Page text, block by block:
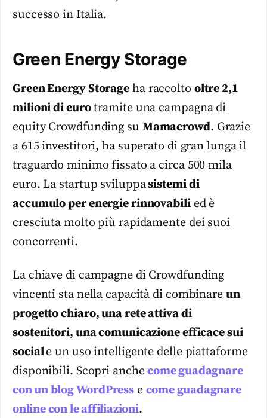
successo in Italia.
Green Energy Storage
Green Energy Storage ha raccolto oltre 2,1
milioni di eurotramite una campagna di
equity Crowdfunding su Mamacrowd. Grazie
a 615 investitori, ha superato di gran lunga il
traguardo minimo fissato a circa 500 mila
euro. La startup sviluppasistemi di
accumulo per energie rinnovabilied è
cresciuta molto più rapidamente dei suoi
concorrenti.
La chiave di campagne di Crowdfunding
vincenti sta nella capacità di combinare un
progetto chiaro, una rete attiva di
sostenitori, una comunicazione efficace sui
sociale un uso intelligente delle piattaforme
disponibili. Scopri anchecome guadagnare
con un blog WordPresse come guadagnare
online con le affiliazioni.